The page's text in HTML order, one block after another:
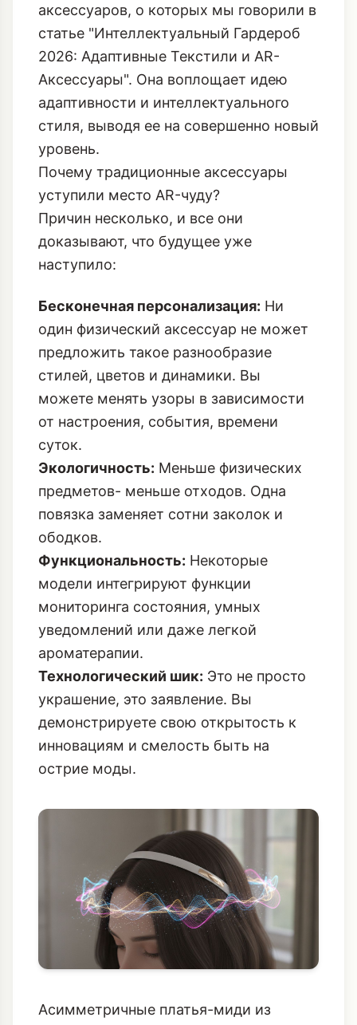
аксессуаров, о которых мы говорили в
статье "Интеллектуальный Гардероб
2026: Адаптивные Текстили и AR-
Аксессуары". Она воплощает идею
адаптивности и интеллектуального
стиля, выводя ее на совершенно новый
уровень.
Почему традиционные аксессуары
уступили место AR-чуду?
Причин несколько, и все они
доказывают, что будущее уже
наступило:
Бесконечная персонализация: Ни
один физический аксессуар не может
предложить такое разнообразие
стилей, цветов и динамики. Вы
можете менять узоры в зависимости
от настроения, события, времени
суток.
Экологичность: Меньше физических
предметов- меньше отходов. Одна
повязка заменяет сотни заколок и
ободков.
Функциональность: Некоторые
модели интегрируют функции
мониторинга состояния, умных
уведомлений или даже легкой
ароматерапии.
Технологический шик: Это не просто
украшение, это заявление. Вы
демонстрируете свою открытость к
инновациям и смелость быть на
острие моды.
Асимметричные платья-миди из